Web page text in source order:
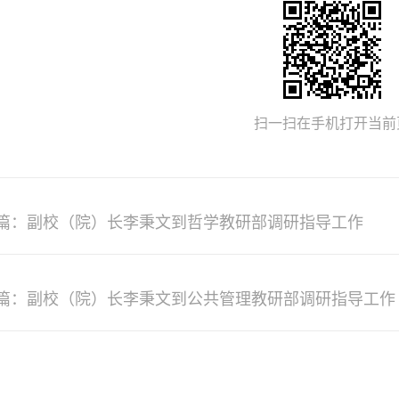
扫一扫在手机打开当
：副校（院）长李秉文到哲学教研部调研指导工作
：副校（院）长李秉文到公共管理教研部调研指导工作